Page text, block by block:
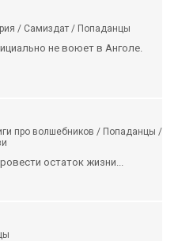
/ Самиздат / Попаданцы
не воюет в Анголе.
про волшебников / Попаданцы /
остаток жизни...